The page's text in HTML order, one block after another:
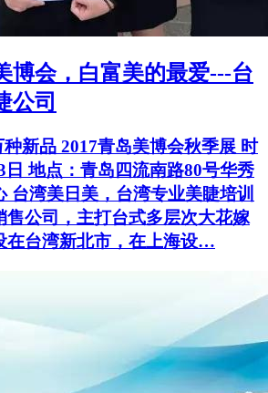
博会，白富美的最爱---台
公司
新品 2017青岛美博会秋季展 时
日 地点：青岛四流南路80号华秀
台湾美日美，台湾专业美睫培训
售公司，主打台式多层次大花嫁
在台湾新北市，在上海设…